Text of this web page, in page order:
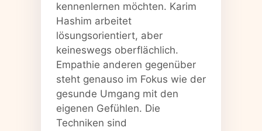
kennenlernen möchten. Karim
Hashim arbeitet
lösungsorientiert, aber
keineswegs oberflächlich.
Empathie anderen gegenüber
steht genauso im Fokus wie der
gesunde Umgang mit den
eigenen Gefühlen. Die
Techniken sind